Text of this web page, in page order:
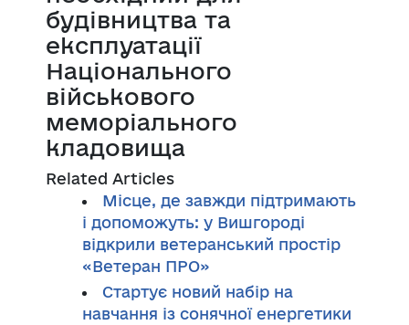
будівництва та
експлуатації
Національного
військового
меморіального
кладовища
Related Articles
Місце, де завжди підтримають
і допоможуть: у Вишгороді
відкрили ветеранський простір
«Ветеран ПРО»
Стартує новий набір на
навчання із сонячної енергетики